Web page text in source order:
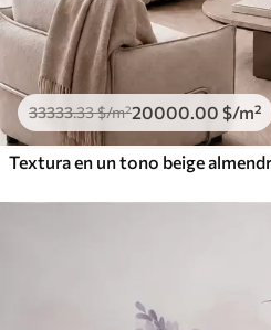
33333.33$/m²20000 .00 $/m²